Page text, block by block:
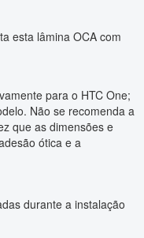
esta lâmina OCA com
para o HTC One;
Não se recomenda a
que as dimensões e
ótica e a
durante a instalação